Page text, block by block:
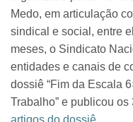
Medo, em articulação
sindical e social, entre
meses, o Sindicato
entidades e canais de
dossiê “Fim da Escala
Trabalho” e publicou
artigos do dossiê